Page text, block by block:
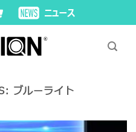
ブルーライト